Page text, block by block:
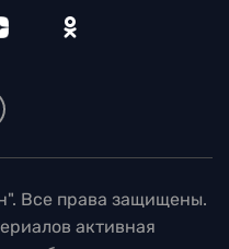
Все права защищены.
активная